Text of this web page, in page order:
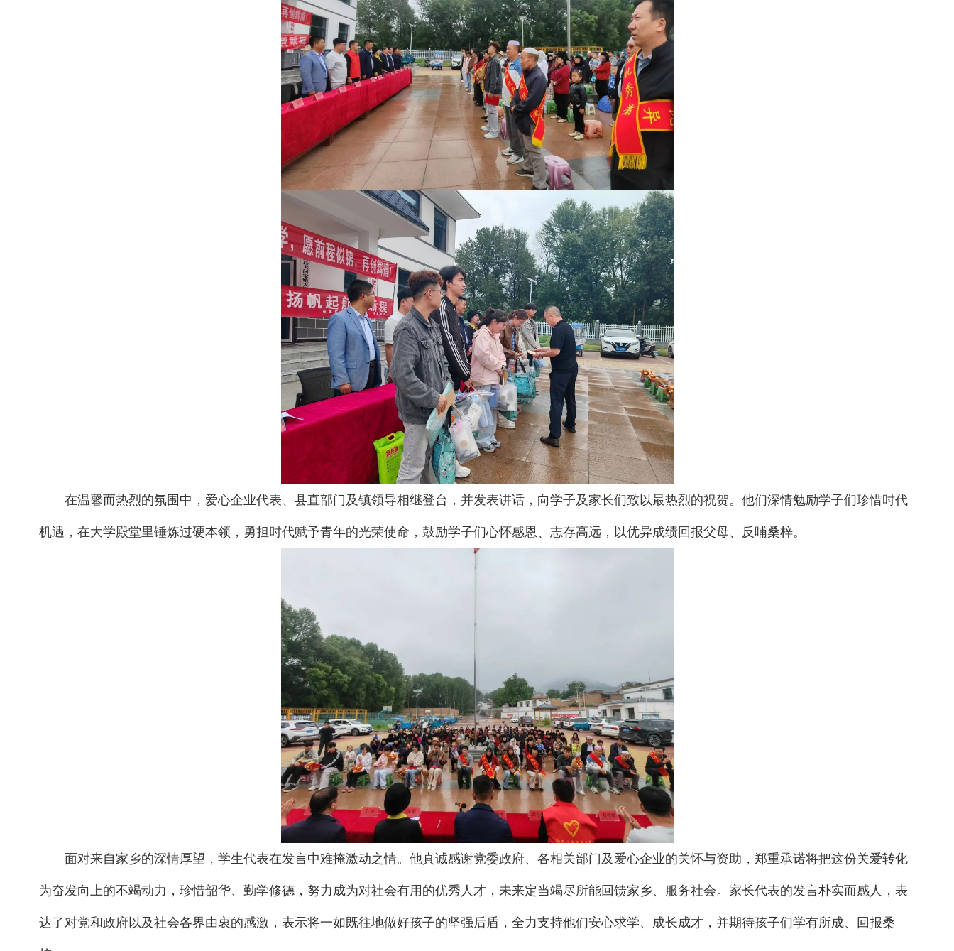
在温馨而热烈的氛围中，爱心企业代表、县直部门及镇领导相继登台，并发表讲话，向学子及家长们致以最热烈的祝贺。他们深情勉励学子们珍惜时代
机遇，在大学殿堂里锤炼过硬本领，勇担时代赋予青年的光荣使命，鼓励学子们心怀感恩、志存高远，以优异成绩回报父母、反哺桑梓。
面对来自家乡的深情厚望，学生代表在发言中难掩激动之情。他真诚感谢党委政府、各相关部门及爱心企业的关怀与资助，郑重承诺将把这份关爱转化
为奋发向上的不竭动力，珍惜韶华、勤学修德，努力成为对社会有用的优秀人才，未来定当竭尽所能回馈家乡、服务社会。家长代表的发言朴实而感人，表
达了对党和政府以及社会各界由衷的感激，表示将一如既往地做好孩子的坚强后盾，全力支持他们安心求学、成长成才，并期待孩子们学有所成、回报桑